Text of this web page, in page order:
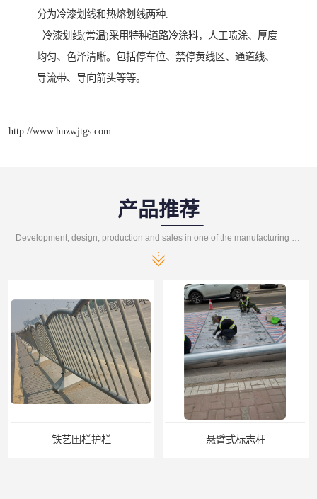
分为冷漆划线和热熔划线两种.
冷漆划线(常温)采用特种道路冷涂料，人工喷涂、厚度
均匀、色泽清晰。包括停车位、禁停黄线区、通道线、
导流带、导向箭头等等。
http://www.hnzwjtgs.com
产品推荐
铁艺围栏护栏 悬臂式标志杆